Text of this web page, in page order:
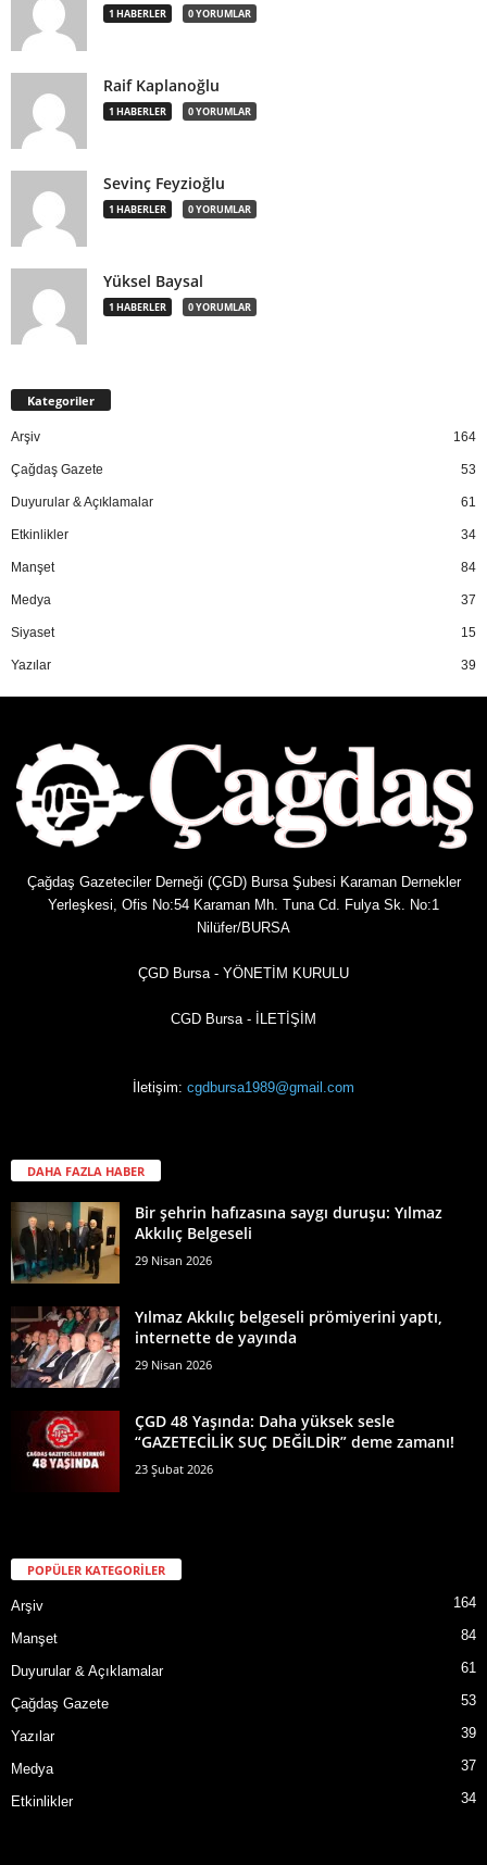
1 HABERLER 0 YORUMLAR
Raif Kaplanoğlu
1 HABERLER 0 YORUMLAR
Sevinç Feyzioğlu
1 HABERLER 0 YORUMLAR
Yüksel Baysal
1 HABERLER 0 YORUMLAR
Kategoriler
Arşiv 164
Çağdaş Gazete 53
Duyurular & Açıklamalar 61
Etkinlikler 34
Manşet 84
Medya 37
Siyaset 15
Yazılar 39
Çağdaş Gazeteciler Derneği (ÇGD) Bursa Şubesi Karaman Dernekler
Yerleşkesi, Ofis No:54 Karaman Mh. Tuna Cd. Fulya Sk. No:1
Nilüfer/BURSA
ÇGD Bursa - YÖNETİM KURULU
CGD Bursa - İLETİŞİM
İletişim: cgdbursa1989@gmail.com
DAHA FAZLA HABER
Bir şehrin hafızasına saygı duruşu: Yılmaz
Akkılıç Belgeseli
29 Nisan 2026
Yılmaz Akkılıç belgeseli prömiyerini yaptı,
internette de yayında
29 Nisan 2026
ÇGD 48 Yaşında: Daha yüksek sesle
“GAZETECİLİK SUÇ DEĞİLDİR” deme zamanı!
23 Şubat 2026
POPÜLER KATEGORİLER
Arşiv 164
Manşet 84
Duyurular & Açıklamalar 61
Çağdaş Gazete 53
Yazılar 39
Medya 37
Etkinlikler 34